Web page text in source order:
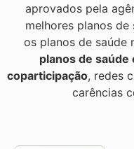
aprovados pela
melhores planos de
os planos de saúde
planos de
coparticipação, redes
carências